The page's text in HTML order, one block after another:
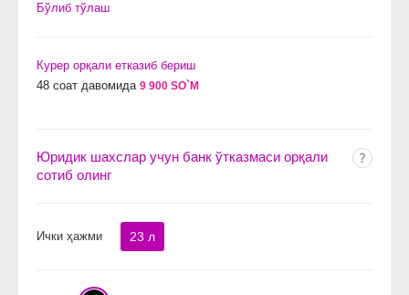
Бўлиб тўлаш
Курер орқали етказиб бериш
48 соат давомида 9 900 SO`M
Юридик шахслар учун банк ўтказмаси орқали
сотиб олинг
Ички ҳажми 23 л